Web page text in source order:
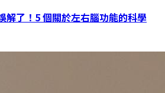
解了！5 個關於左右腦功能的科學